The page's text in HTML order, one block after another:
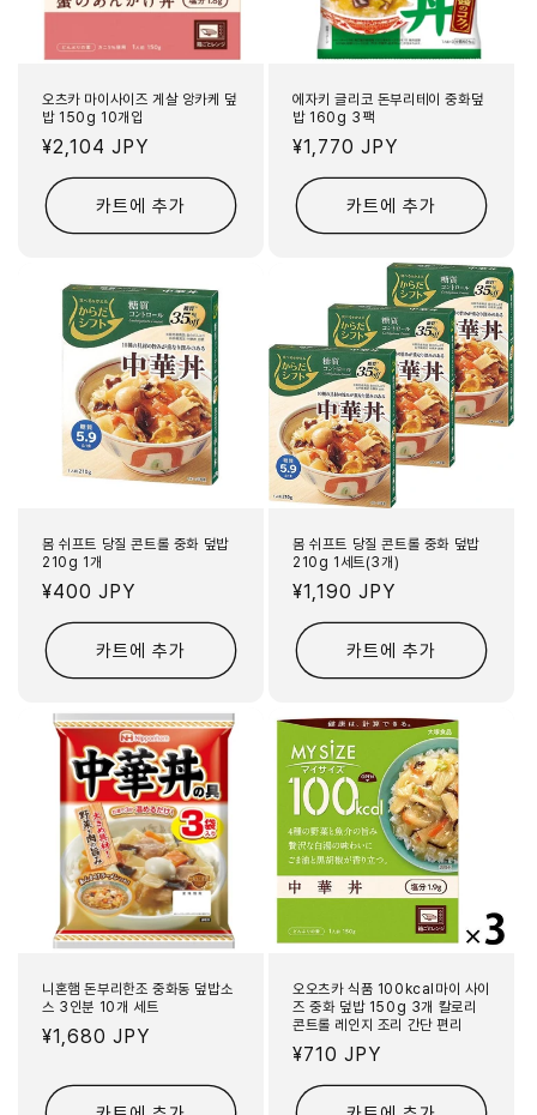
오츠카 마이사이즈 게살 앙카케 덮
밥 150g 10개입
정
가
¥2,104 JPY
카트에 추가
에자키 글리코 돈부리테이 중화덮
밥 160g 3팩
정
가
¥1,770 JPY
카트에 추가
몸 쉬프트 당질 콘트롤 중화 덮밥
210g 1개
정
가
¥400 JPY
카트에 추가
몸 쉬프트 당질 콘트롤 중화 덮밥
210g 1세트(3개)
정
가
¥1,190 JPY
카트에 추가
니혼햄 돈부리한조 중화동 덮밥소
스 3인분 10개 세트
정
¥1,680 JPY
오오츠카 식품 100kcal마이 사이
즈 중화 덮밥 150g 3개 칼로리
콘트롤 레인지 조리 간단 편리
정
가
¥710 JPY